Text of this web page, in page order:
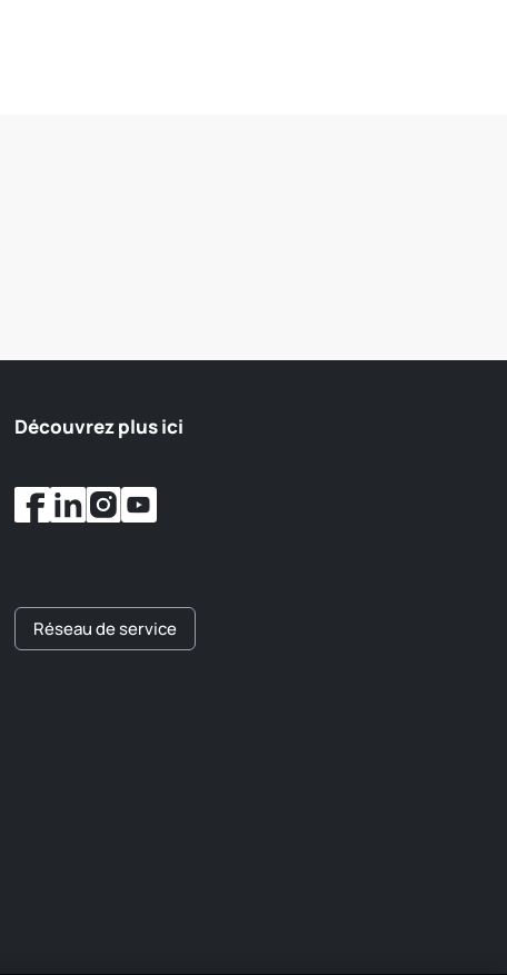
Découvrez plus ici
Réseau de service